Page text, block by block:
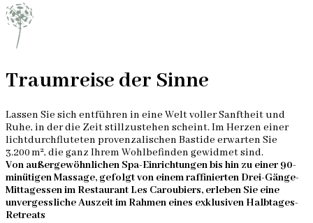
Traumreise der Sinne
Lassen Sie sich entführen in eine Welt voller Sanftheit und
Ruhe, in der die Zeit stillzustehen scheint. Im Herzen einer
lichtdurchfluteten provenzalischen Bastide erwarten Sie
3.200 m², die ganz Ihrem Wohlbefinden gewidmet sind.
Von außergewöhnlichen Spa-Einrichtungen bis hin zu einer 90-
minütigen Massage, gefolgt von einem raffinierten Drei-Gänge-
Mittagessen im Restaurant Les Caroubiers, erleben Sie eine
unvergessliche Auszeit im Rahmen eines exklusiven Halbtages-
Retreats